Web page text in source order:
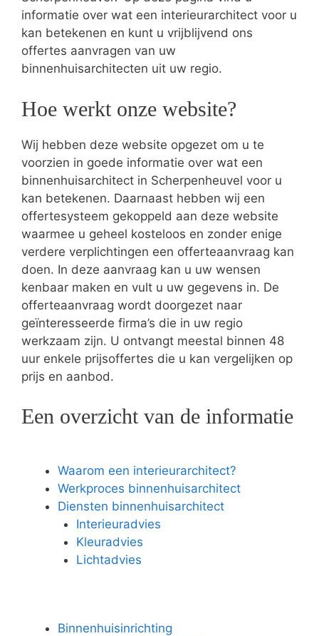
informatie over wat een interieurarchitect voor u
kan betekenen en kunt u vrijblijvend ons
offertes aanvragen van uw
binnenhuisarchitecten uit uw regio.
Hoe werkt onze website?
Wij hebben deze website opgezet om u te
voorzien in goede informatie over wat een
binnenhuisarchitect in Scherpenheuvel voor u
kan betekenen. Daarnaast hebben wij een
offertesysteem gekoppeld aan deze website
waarmee u geheel kosteloos en zonder enige
verdere verplichtingen een offerteaanvraag kan
doen. In deze aanvraag kan u uw wensen
kenbaar maken en vult u uw gegevens in. De
offerteaanvraag wordt doorgezet naar
geïnteresseerde firma’s die in uw regio
werkzaam zijn. U ontvangt meestal binnen 48
uur enkele prijsoffertes die u kan vergelijken op
prijs en aanbod.
Een overzicht van de informatie
Waarom een interieurarchitect?
Werkproces binnenhuisarchitect
Diensten binnenhuisarchitect
Interieuradvies
Kleuradvies
Lichtadvies
Binnenhuisinrichting